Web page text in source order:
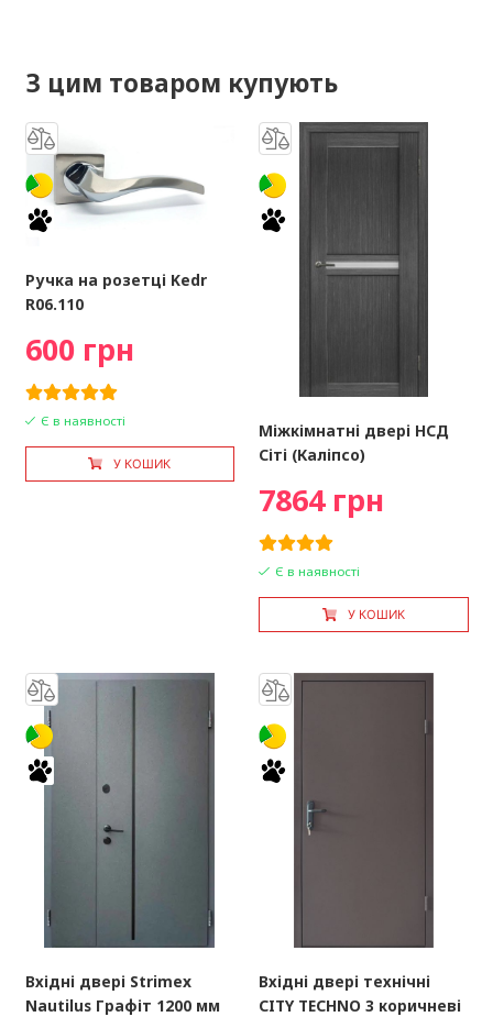
З цим товаром купують
Ручка на розетці Kedr
R06.110
600 грн
Є в наявності
У КОШИК
Міжкімнатні двері НСД
Сіті (Каліпсо)
7864 грн
Є в наявності
У КОШИК
Вхідні двері Strimex
Nautilus Графіт 1200 мм
Вхідні двері технічні
CITY TECHNO 3 коричневі